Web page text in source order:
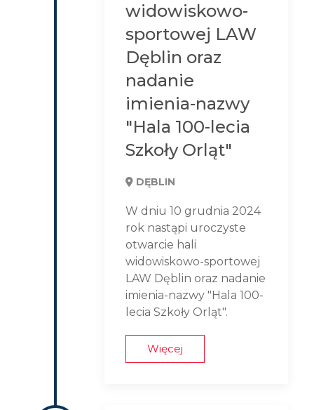
widowiskowo-
sportowej LAW
Dęblin oraz
nadanie
imienia-nazwy
"Hala 100-lecia
Szkoły Orląt"
DĘBLIN
W dniu 10 grudnia 2024
rok nastąpi uroczyste
otwarcie hali
widowiskowo-sportowej
LAW Dęblin oraz nadanie
imienia-nazwy "Hala 100-
lecia Szkoły Orląt".
Więcej